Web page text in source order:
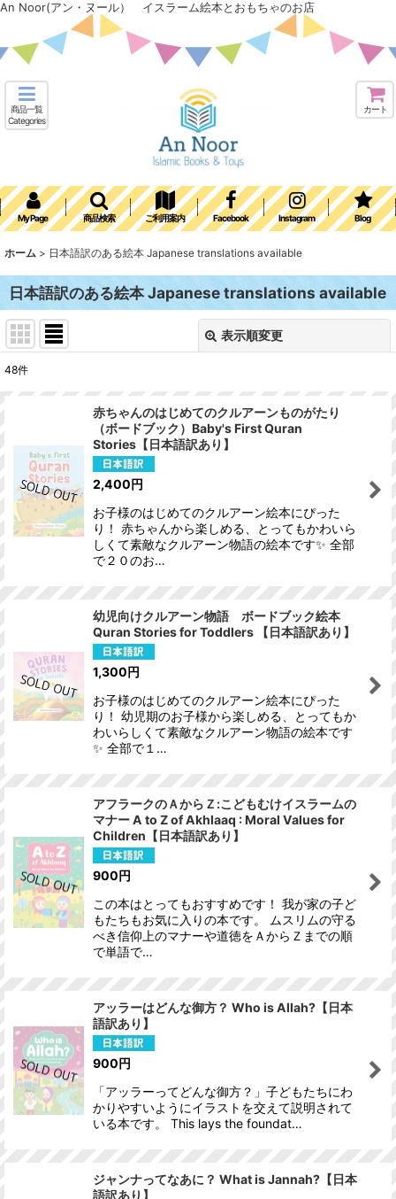
An Noor(アン・ヌール） イスラーム絵本とおもちゃのお店
商品一覧
Categories
カート
My Page 商品検索 ご利用案内 Facebook Instagram Blog
ホーム > 日本語訳のある絵本 Japanese translations available
日本語訳のある絵本 Japanese translations available
表示順変更
48件
赤ちゃんのはじめてのクルアーンものがたり
（ボードブック）Baby's First Quran
Stories【日本語訳あり】
2,400円
お子様のはじめてのクルアーン絵本にぴった
り！ 赤ちゃんから楽しめる、とってもかわいら
しくて素敵なクルアーン物語の絵本です✨ 全部
で２０のお…
幼児向けクルアーン物語 ボードブック絵本
Quran Stories for Toddlers 【日本語訳あり】
1,300円
お子様のはじめてのクルアーン絵本にぴった
り！ 幼児期のお子様から楽しめる、とってもか
わいらしくて素敵なクルアーン物語の絵本です
✨ 全部で１…
アフラークのＡからＺ:こどもむけイスラームの
マナー A to Z of Akhlaaq : Moral Values for
Children【日本語訳あり】
900円
この本はとってもおすすめです！ 我が家の子ど
もたちもお気に入りの本です。 ムスリムの守る
べき信仰上のマナーや道徳をＡからＺまでの順
で単語で…
アッラーはどんな御方？ Who is Allah?【日本
語訳あり】
900円
「アッラーってどんな御方？」子どもたちにわ
かりやすいようにイラストを交えて説明されて
いる本です。 This lays the foundat…
ジャンナってなあに？ What is Jannah?【日本
語訳あり】